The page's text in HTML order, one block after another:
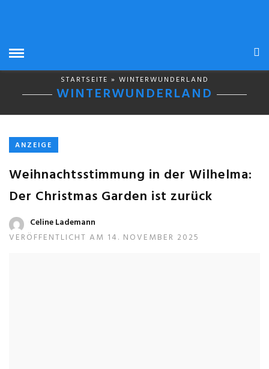
STARTSEITE » WINTERWUNDERLAND
WINTERWUNDERLAND
ANZEIGE
Weihnachtsstimmung in der Wilhelma:
Der Christmas Garden ist zurück
Celine Lademann
VERÖFFENTLICHT AM 14. NOVEMBER 2025